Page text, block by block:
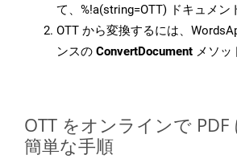
て、%!a(string=OTT) ドキュメン
OTT から変換するには、
ンスの ConvertDocument メソッ
OTT をオンラインで PDF
簡単な手順